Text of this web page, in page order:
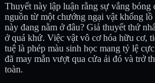
Thuyết này lập luận rằng sự vắng bóng
nguồn từ một chướng ngại vật khổng lồ
này đang nằm ở đâu? Giả thuyết thứ
ở quá khứ. Việc vật vô cơ hóa hữu cơ,
tuệ là phép màu sinh học mang tỷ lệ
đã may mắn vượt qua cửa ải đó và trở
toàn.